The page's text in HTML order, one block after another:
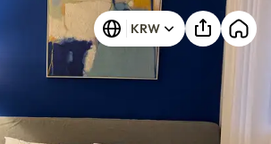
Cozy 3room Just
KRW